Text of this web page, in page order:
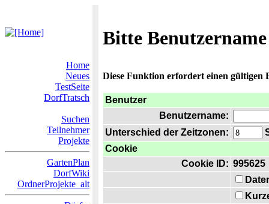
Bitte
Home
Neues
TestSeite
DorfTratsch
Suchen
Teilnehmer
Projekte
GartenPlan
DorfWiki
OrdnerProjekte_alt
Diese Funktion erfordert einen gültigen
Benutzer
Benutzername:
Unterschied der Zeitzonen:
Cookie
Cookie ID: 995625